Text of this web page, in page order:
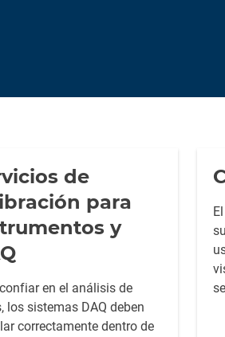
de
para
y
en el análisis de
los sistemas DAQ deben
correctamente dentro de